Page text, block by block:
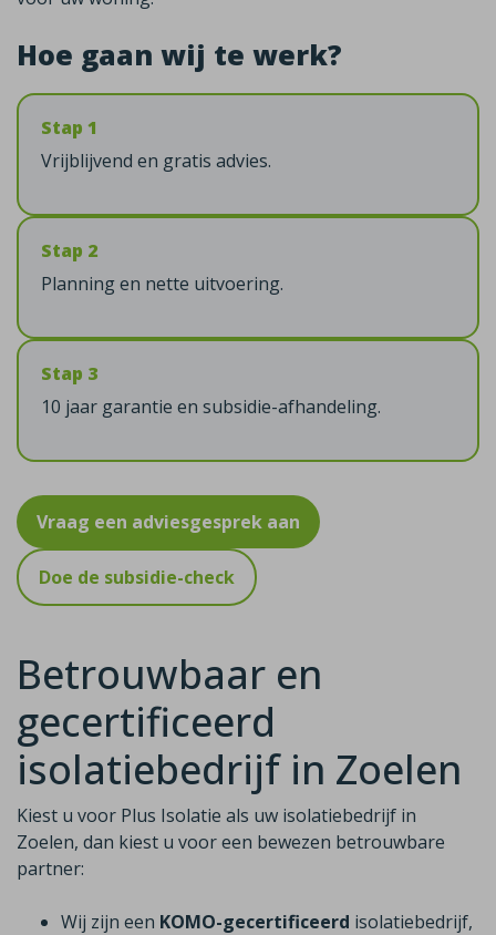
Hoe gaan wij te werk?
Stap 1
Vrijblijvend en gratis advies.
Stap 2
Planning en nette uitvoering.
Stap 3
10 jaar garantie en subsidie-afhandeling.
Vraag een adviesgesprek aan
Doe de subsidie-check
Betrouwbaar en
gecertificeerd
isolatiebedrijf in Zoelen
Kiest u voor Plus Isolatie als uw isolatiebedrijf in
Zoelen, dan kiest u voor een bewezen betrouwbare
partner:
Wij zijn een KOMO-gecertificeerd isolatiebedrijf,